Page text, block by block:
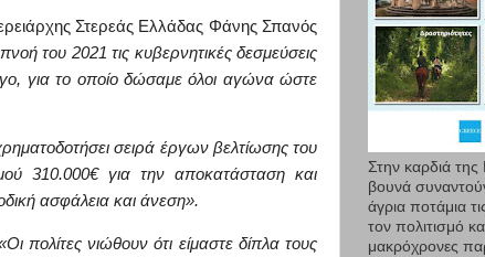
Στερεάς Ελλάδας Φάνης Σπανός
του 2021 τις κυβερνητικές δεσμεύσεις
για το οποίο δώσαμε όλοι αγώνα ώστε
σει σειρά έργων βελτίωσης του
310.000€ για την αποκατάσταση και
ασφάλεια και άνεση».
Οι πολίτες νιώθουν ότι είμαστε δίπλα τους
Στην καρδιά της
βουνά
άγρια ποτάμια
τον πολιτισμό
μακρόχρονες